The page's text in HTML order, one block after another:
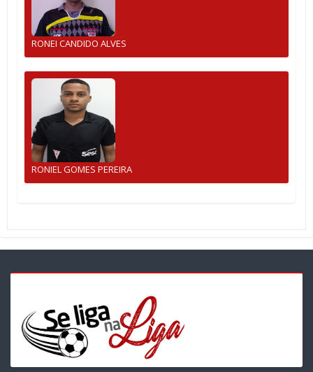
RONEI CANDIDO ALVES
RONIEL GOMES PEREIRA